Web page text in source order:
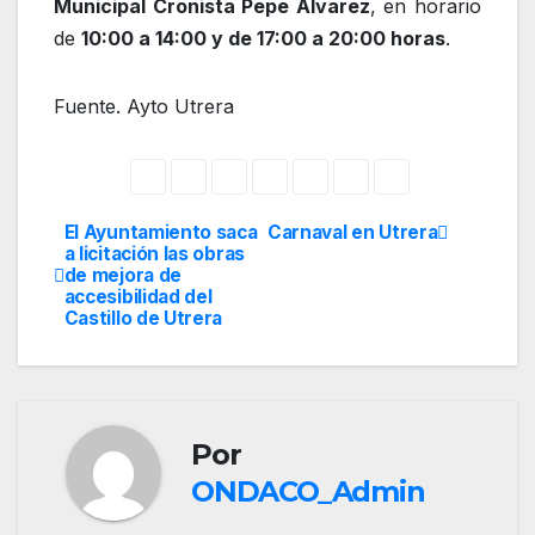
Municipal Cronista Pepe Álvarez, en horario
de 10:00 a 14:00 y de 17:00 a 20:00 horas.
Fuente. Ayto Utrera
Navegación
de
Carnaval en Utrera
El Ayuntamiento saca
a licitación las obras
de mejora de
accesibilidad del
Castillo de Utrera
Por
ONDACO_Admin